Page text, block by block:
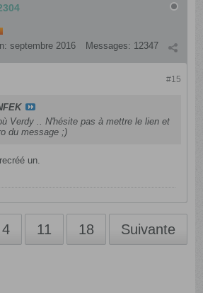
septembre 2016 Messages: 12347
#15
Verdy .. N'hésite pas à mettre le lien et
du message ;)
un.
4 11 18 Suivante